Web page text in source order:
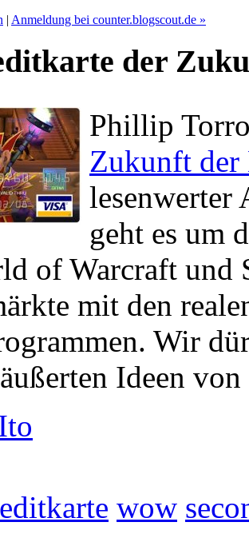
| Anmeldung bei counter.blogscout.de »
der
Phillip
Zukunft der
geht es um
of Warcraft und
mit den
Wir
Ideen
wow